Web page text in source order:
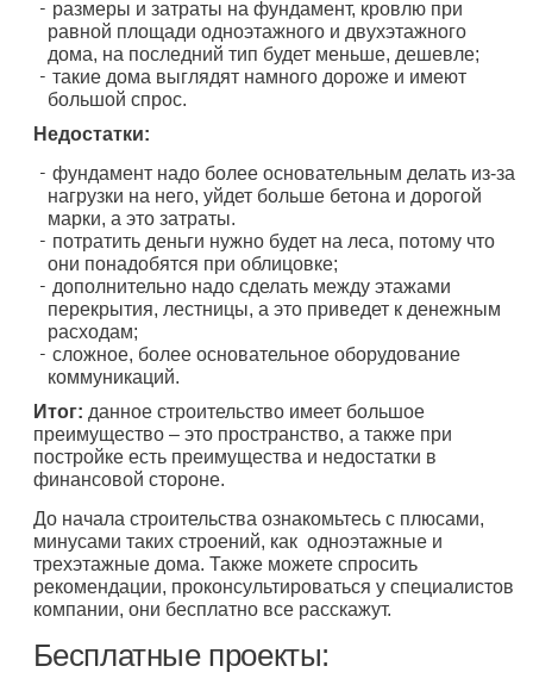
размеры и затраты на фундамент, кровлю при
равной площади одноэтажного и двухэтажного
дома, на последний тип будет меньше, дешевле;
такие дома выглядят намного дороже и имеют
большой спрос.
Недостатки:
фундамент надо более основательным делать из-за
нагрузки на него, уйдет больше бетона и дорогой
марки, а это затраты.
потратить деньги нужно будет на леса, потому что
они понадобятся при облицовке;
дополнительно надо сделать между этажами
перекрытия, лестницы, а это приведет к денежным
расходам;
сложное, более основательное оборудование
коммуникаций.
Итог: данное строительство имеет большое
преимущество – это пространство, а также при
постройке есть преимущества и недостатки в
финансовой стороне.
До начала строительства ознакомьтесь с плюсами,
минусами таких строений, как одноэтажные и
трехэтажные дома. Также можете спросить
рекомендации, проконсультироваться у специалистов
компании, они бесплатно все расскажут.
Бесплатные проекты: